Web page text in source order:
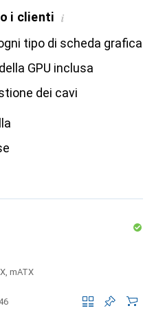
i clienti i
tipo di scheda grafica
GPU inclusa
dei cavi
mATX
46